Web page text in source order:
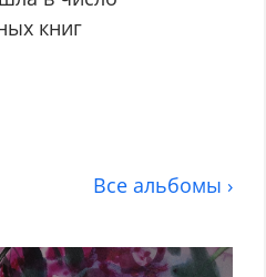
книг
Все альбомы ›